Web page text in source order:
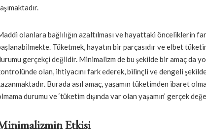
olanlara bağlılığın azaltılması ve hayattaki önceliklerin
Tüketmek, hayatın bir parçasıdır ve elbet
gerçekçi değildir. Minimalizm de bu şekilde bir amaç da
olan, ihtiyacını fark ederek, bilinçli ve dengeli
Burada asıl amaç, yaşamın tüketimden ibaret
durumu ve ‘tüketim dışında var olan yaşamın’ gerçek
Etkisi